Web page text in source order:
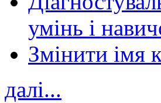
умінь і
Змінити імя
далі...